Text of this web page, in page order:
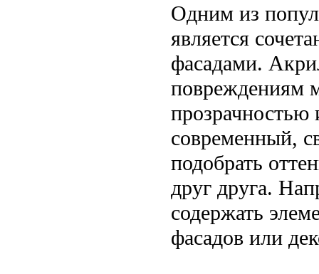
Одним из
является
фасадами.
повреждениям
прозрачностью
современный,
подобрать
друг друга.
содержать
фасадов или